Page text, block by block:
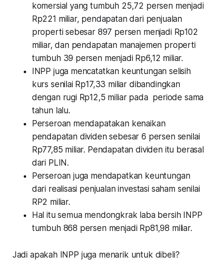
komersial yang tumbuh 25,72 persen menjadi
Rp221 miliar, pendapatan dari penjualan
properti sebesar 897 persen menjadi Rp102
miliar, dan pendapatan manajemen properti
tumbuh 39 persen menjadi Rp6,12 miliar.
INPP juga mencatatkan keuntungan selisih
kurs senilai Rp17,33 miliar dibandingkan
dengan rugi Rp12,5 miliar pada periode sama
tahun lalu.
Perseroan mendapatakan kenaikan
pendapatan dividen sebesar 6 persen senilai
Rp77,85 miliar. Pendapatan dividen itu berasal
dari PLIN.
Perseroan juga mendapatkan keuntungan
dari realisasi penjualan investasi saham senilai
RP2 miliar.
Hal itu semua mendongkrak laba bersih INPP
tumbuh 868 persen menjadi Rp81,98 miliar.
Jadi apakah INPP juga menarik untuk dibeli?